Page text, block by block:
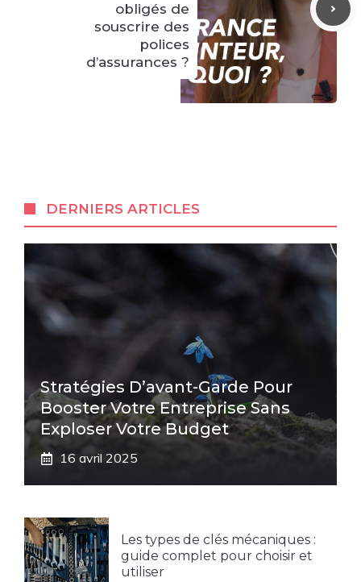
obligés de
souscrire des
polices
d’assurances ?
DERNIERS ARTICLES
Stratégies D’avant-Garde Pour
Booster Votre Entreprise Sans
Exploser Votre Budget
16 avril 2025
Les types de clés mécaniques :
guide complet pour choisir et
utiliser